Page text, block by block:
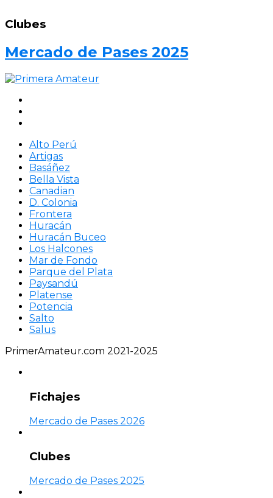
Clubes
Mercado de Pases 2025
Alto Perú
Artigas
Basáñez
Bella Vista
Canadian
D. Colonia
Frontera
Huracán
Huracán Buceo
Los Halcones
Mar de Fondo
Parque del Plata
Paysandú
Platense
Potencia
Salto
Salus
PrimerAmateur.com 2021-2025
Fichajes
Mercado de Pases 2026
Clubes
Mercado de Pases 2025